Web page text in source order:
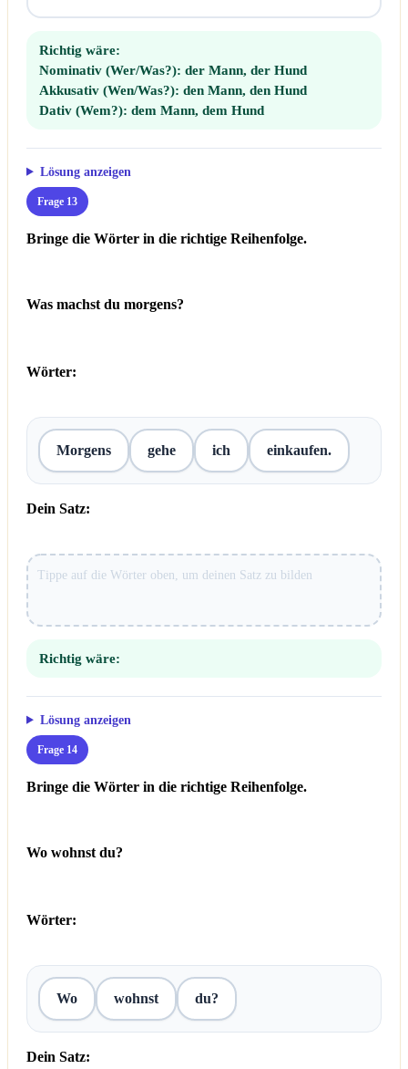
Richtig wäre:
Nominativ (Wer/Was?): der Mann, der Hund
Akkusativ (Wen/Was?): den Mann, den Hund
Dativ (Wem?): dem Mann, dem Hund
Lösung anzeigen
Frage 13
Bringe die Wörter in die richtige Reihenfolge.
Was machst du morgens?
Wörter:
Morgens gehe ich einkaufen.
Dein Satz:
Richtig wäre:
Lösung anzeigen
Frage 14
Bringe die Wörter in die richtige Reihenfolge.
Wo wohnst du?
Wörter:
Wo wohnst du?
Dein Satz: